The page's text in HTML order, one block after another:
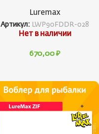
Luremax
Артикул: LWP90FDDR-028
Нет в наличии
670,00 ₽